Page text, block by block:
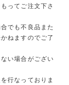
ってご注文下さ
でも不良品また
ねますのでご了
い場合がござい
行なっておりま